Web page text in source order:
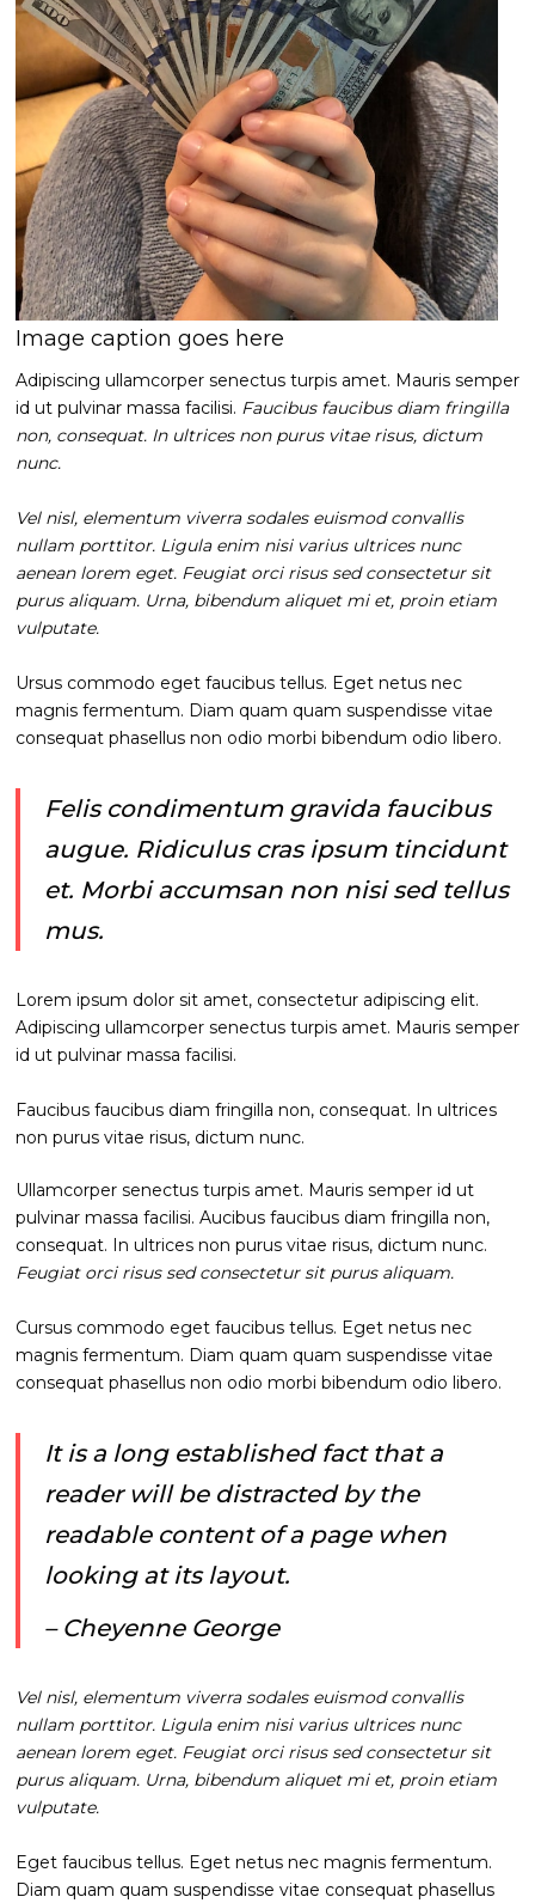
Image caption goes here
Adipiscing ullamcorper senectus turpis amet. Mauris semper
id ut pulvinar massa facilisi. Faucibus faucibus diam fringilla
non, consequat. In ultrices non purus vitae risus, dictum
nunc.
Vel nisl, elementum viverra sodales euismod convallis
nullam porttitor. Ligula enim nisi varius ultrices nunc
aenean lorem eget. Feugiat orci risus sed consectetur sit
purus aliquam. Urna, bibendum aliquet mi et, proin etiam
vulputate.
Ursus commodo eget faucibus tellus. Eget netus nec
magnis fermentum. Diam quam quam suspendisse vitae
consequat phasellus non odio morbi bibendum odio libero.
Felis condimentum gravida faucibus
augue. Ridiculus cras ipsum tincidunt
et. Morbi accumsan non nisi sed tellus
mus.
Lorem ipsum dolor sit amet, consectetur adipiscing elit.
Adipiscing ullamcorper senectus turpis amet. Mauris semper
id ut pulvinar massa facilisi.
Faucibus faucibus diam fringilla non, consequat. In ultrices
non purus vitae risus, dictum nunc.
Ullamcorper senectus turpis amet. Mauris semper id ut
pulvinar massa facilisi. Aucibus faucibus diam fringilla non,
consequat. In ultrices non purus vitae risus, dictum nunc.
Feugiat orci risus sed consectetur sit purus aliquam.
Cursus commodo eget faucibus tellus. Eget netus nec
magnis fermentum. Diam quam quam suspendisse vitae
consequat phasellus non odio morbi bibendum odio libero.
It is a long established fact that a
reader will be distracted by the
readable content of a page when
looking at its layout.
– Cheyenne George
Vel nisl, elementum viverra sodales euismod convallis
nullam porttitor. Ligula enim nisi varius ultrices nunc
aenean lorem eget. Feugiat orci risus sed consectetur sit
purus aliquam. Urna, bibendum aliquet mi et, proin etiam
vulputate.
Eget faucibus tellus. Eget netus nec magnis fermentum.
Diam quam quam suspendisse vitae consequat phasellus